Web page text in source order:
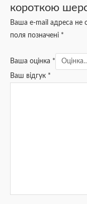
короткою
Ваша e-mail адреса не
поля позначені *
Ваша оцінка *
Ваш відгук *